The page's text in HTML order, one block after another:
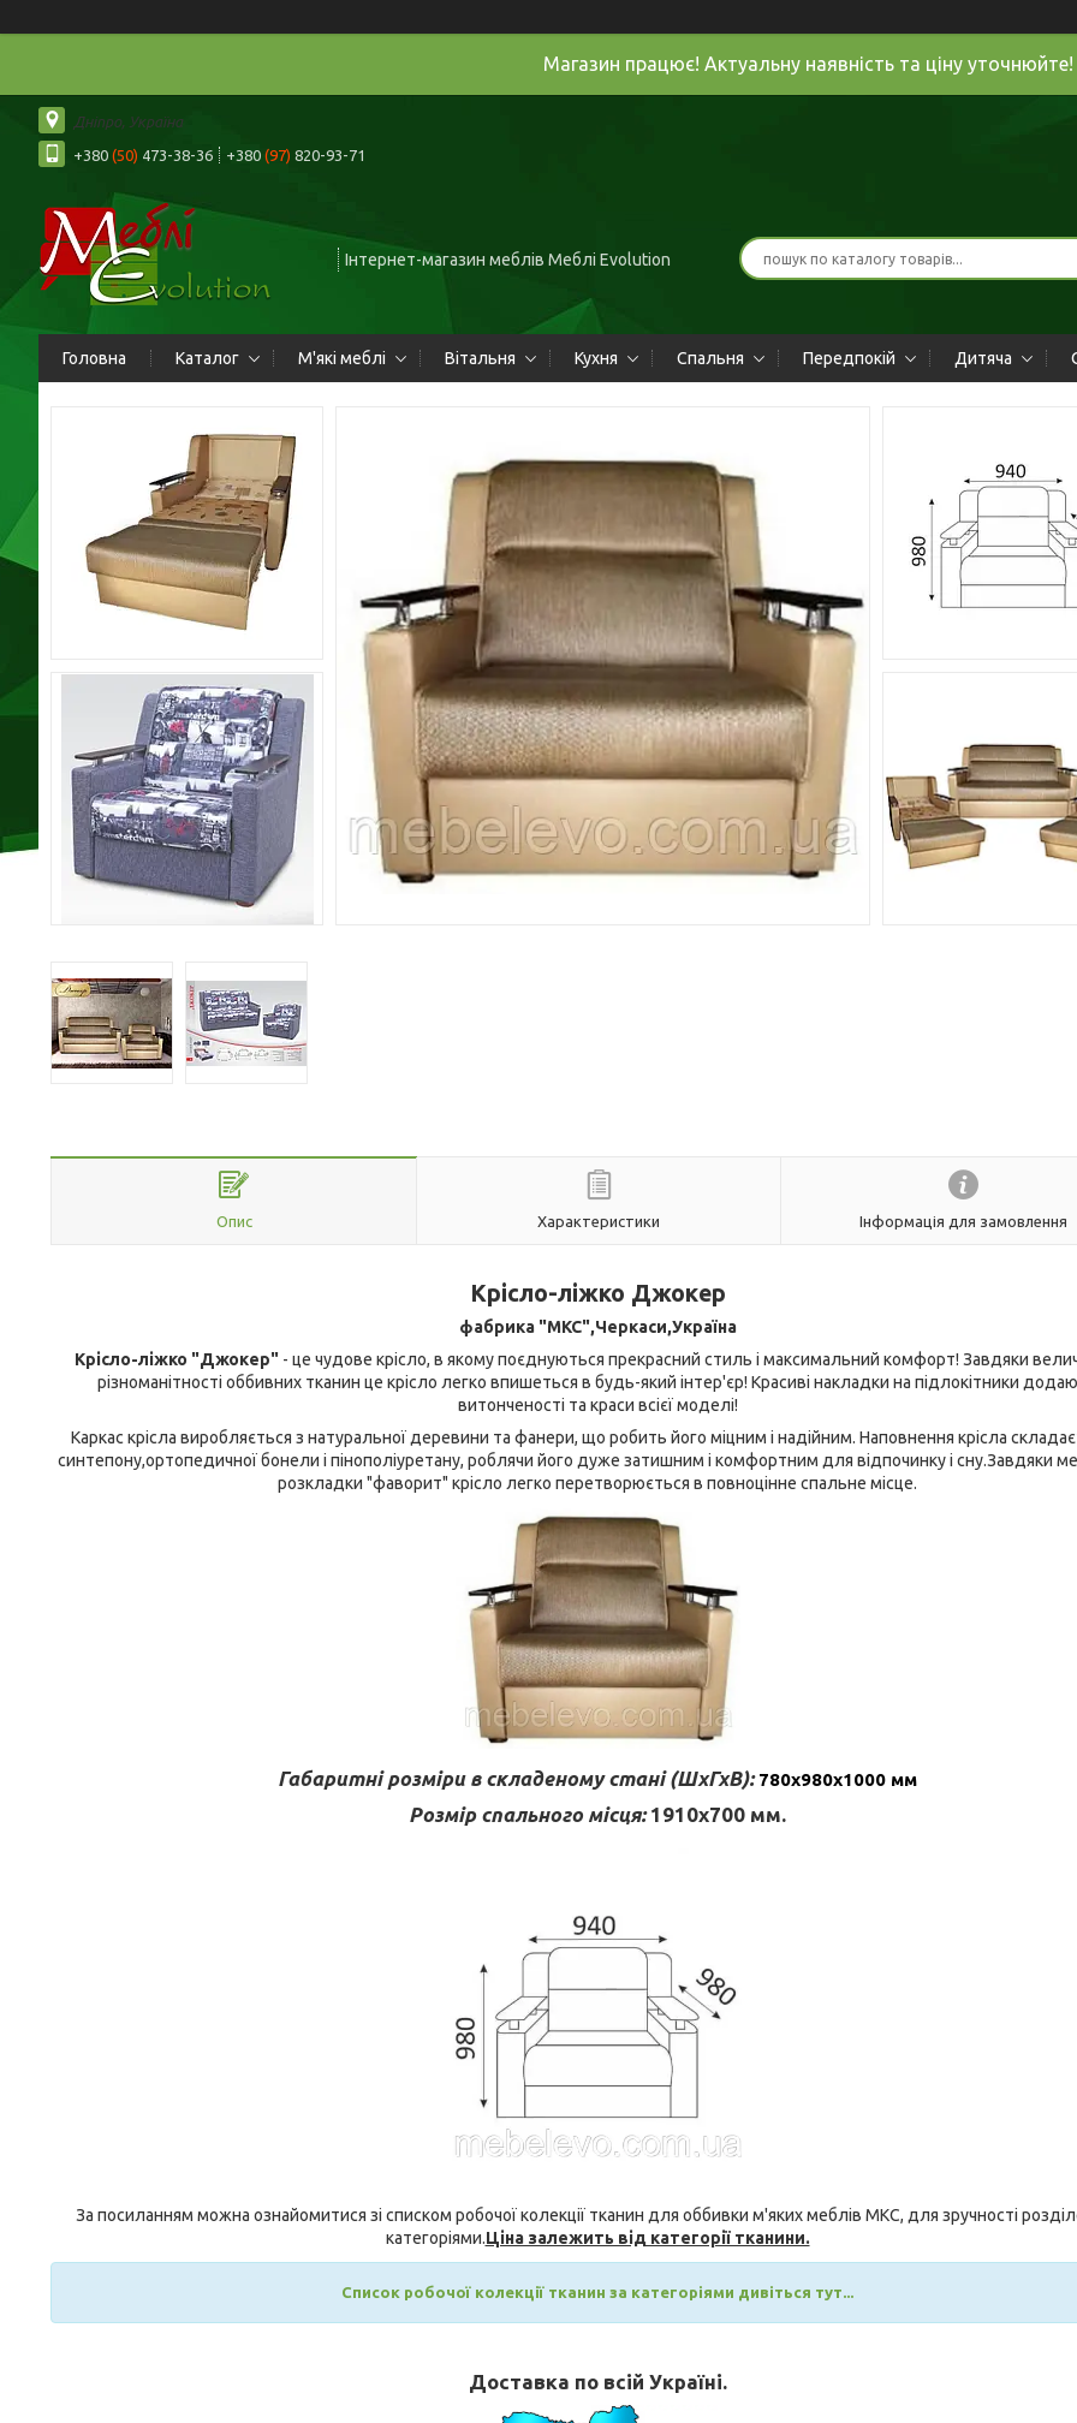
Магазин працює! Актуальну наявність та ціну уточнюйте!
Дніпро, Україна
+380 (50) 473-38-36 +380 (97) 820-93-71
Інтернет-магазин меблів Меблі Evolution
Головна Каталог М'які меблі Вітальня Кухня Спальня Передпокій Дитяча
Опис Характеристики Інформація для замовлення
Крісло-ліжко Джокер
фабрика "МКС",Черкаси,Україна
Крісло-ліжко "Джокер"- це чудове крісло, в якому поєднуються прекрасний стиль і максимальний комфорт! Завдяки
різноманітності оббивних тканин це крісло легко впишеться в будь-який інтер'єр! Красиві накладки на підлокітники
витонченості та краси всієї моделі!
Каркас крісла виробляється з натуральної деревини та фанери, що робить його міцним і надійним. Наповнення крісла
синтепону,ортопедичної бонели і пінополіуретану, роблячи його дуже затишним і комфортним для відпочинку і сну.Завдяки
розкладки "фаворит" крісло легко перетворюється в повноцінне спальне місце.
Габаритні розміри в складеному стані (ШхГхВ):780x980x1000 мм
Розмір спального місця: 1910х700 мм.
За посиланням можна ознайомитися зі списком робочої колекції тканин для оббивки м'яких меблів МКС, для зручності
категоріями.Ціна залежить від категорії тканини.
Список робочої колекції тканин за категоріями дивіться тут...
Доставка по всій Україні.